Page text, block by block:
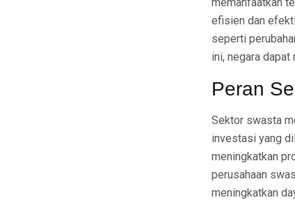
efisien dan
seperti
ini, negara dapat
Peran
Sektor swasta
investasi yang
meningkatkan
perusahaan
meningkatkan